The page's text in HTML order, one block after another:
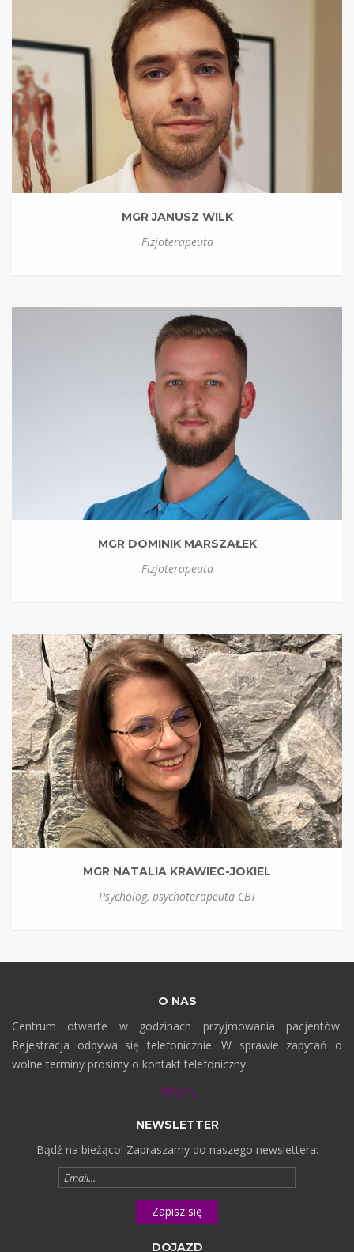
MGR JANUSZ WILK
Fizjoterapeuta
MGR DOMINIK MARSZAŁEK
Fizjoterapeuta
MGR NATALIA KRAWIEC-JOKIEL
Psycholog, psychoterapeuta CBT
O NAS
Centrum otwarte w godzinach przyjmowania pacjentów.
Rejestracja odbywa się telefonicznie. W sprawie zapytań o
wolne terminy prosimy o kontakt telefoniczny.
Więcej
NEWSLETTER
Bądź na bieżąco! Zapraszamy do naszego newslettera:
mail
Zapisz się
DOJAZD